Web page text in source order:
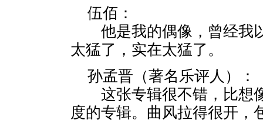
伍佰：
他是我的偶像，曾经我
太猛了，实在太猛了。
孙孟晋（著名乐评人）：
这张专辑很不错，比想
度的专辑。曲风拉得很开，